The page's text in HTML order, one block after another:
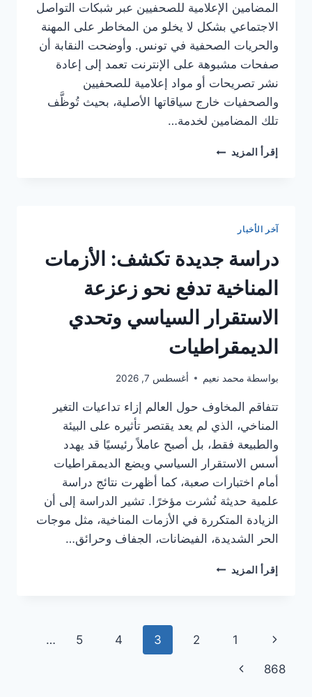
المضامين الإعلامية للصحفيين عبر شبكات التواصل
الاجتماعي بشكل لا يخلو من المخاطر على المهنة
والحريات الصحفية في تونس. وأوضحت النقابة أن
صفحات مشبوهة على الإنترنت تعمد إلى إعادة
نشر تصريحات أو مواد إعلامية للصحفيين
والصحفيات خارج سياقاتها الأصلية، بحيث تُوظَّف
تلك المضامين لخدمة…
إقرأ المزيد النقابة
الإعلاميين
منصات
التواصل
آخر الأخبار
دراسة جديدة تكشف: الأزمات
المناخية تدفع نحو زعزعة
الاستقرار السياسي وتحدي
الديمقراطيات
بواسطة محمد نعيم أغسطس 7, 2026
تتفاقم المخاوف حول العالم إزاء تداعيات التغير
المناخي، الذي لم يعد يقتصر تأثيره على البيئة
والطبيعة فقط، بل أصبح عاملاً رئيسيًا قد يهدد
أسس الاستقرار السياسي ويضع الديمقراطيات
أمام اختبارات صعبة، كما أظهرت نتائج دراسة
علمية حديثة نُشرت مؤخرًا. تشير الدراسة إلى أن
الزيادة المتكررة في الأزمات المناخية، مثل موجات
الحر الشديدة، الفيضانات، الجفاف وحرائق…
إقرأ المزيد دراسة
تنقل
الصفحة
الصفحة
السابقة
1
2
3
4
5
…
868
الصفحة